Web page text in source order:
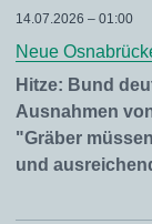
14.07.2026 – 01:00
Neue
Hitze: Bund
Ausnahmen
"Gräber
und